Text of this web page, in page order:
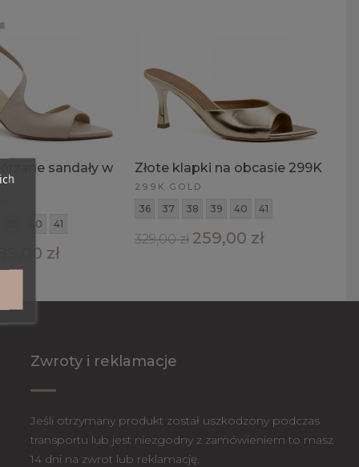
sandały w
40 41
zł
Złote klapki na obcasie 299K
299K GOLD
36 37 38 39 40 41
329,00 zł 259,00 zł
Zwroty i reklamacje
Jeśli otrzymany produkt został uszkodzony podczas
transportu lub jest niezgodny z zamówieniem to masz
14 dni na zwrot lub reklamację.